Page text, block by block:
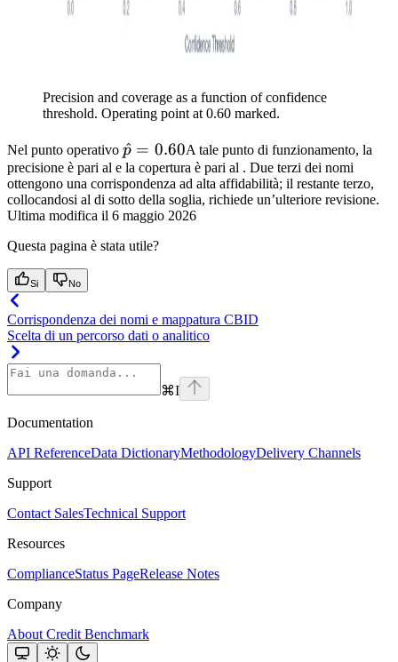
Precision and coverage as a function of confidence
threshold. Operating point at 0.60 marked.
Nel punto operativo \hat{p}
= 0.60
p
^ = 0.60A tale punto di funzionamento, la
precisione è pari al e la copertura è pari al . Due terzi dei nomi
ottengono una corrispondenza ad alta affidabilità; il restante terzo,
collocandosi al di sotto della soglia, richiede un’ulteriore revisione.
Ultima modifica il 6 maggio 2026
Questa pagina è stata utile?
Si No
Corrispondenza dei nomi e mappatura CBID
Scelta di un percorso dati o analitico
⌘I
Documentation
API ReferenceData DictionaryMethodologyDelivery Channels
Support
Contact SalesTechnical Support
Resources
ComplianceStatus PageRelease Notes
Company
About Credit Benchmark